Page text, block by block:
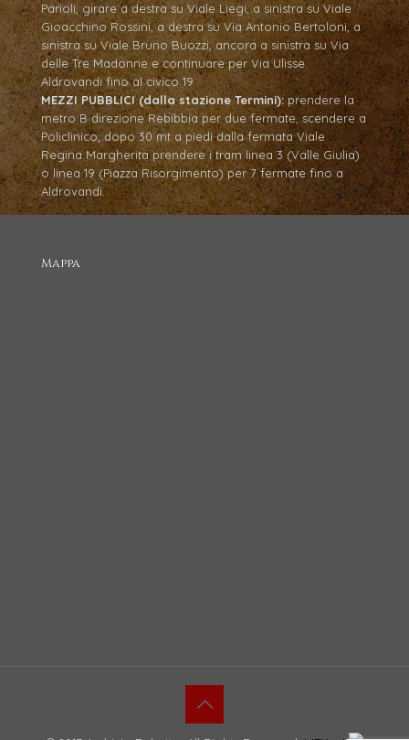
Parioli, girare a destra su Viale Liegi, a sinistra su Viale
Gioacchino Rossini, a destra su Via Antonio Bertoloni, a
sinistra su Viale Bruno Buozzi, ancora a sinistra su Via
delle Tre Madonne e continuare per Via Ulisse
Aldrovandi fino al civico 19.
MEZZI PUBBLICI (dalla stazione Termini): prendere la
metro B direzione Rebibbia per due fermate, scendere a
Policlinico; dopo 30 mt a piedi dalla fermata Viale
Regina Margherita prendere i tram linea 3 (Valle Giulia)
o linea 19 (Piazza Risorgimento) per 7 fermate fino a
Aldrovandi.
Mappa